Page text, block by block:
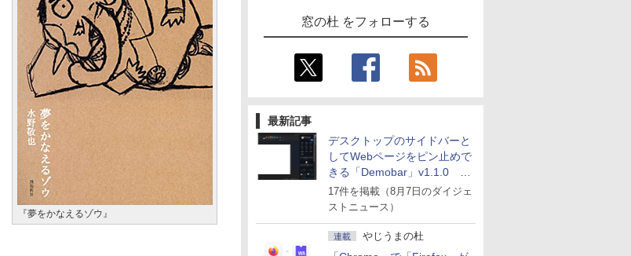
窓の杜 をフォローする
最新記事
デスクトップのサイドバーと
してWebページをピン止めで
きる「Demobar」v1.1.0 ほ
か
17件を掲載（8月7日のダイジェ
ストニュース）
連載 やじうまの杜
『夢をかなえるゾウ』